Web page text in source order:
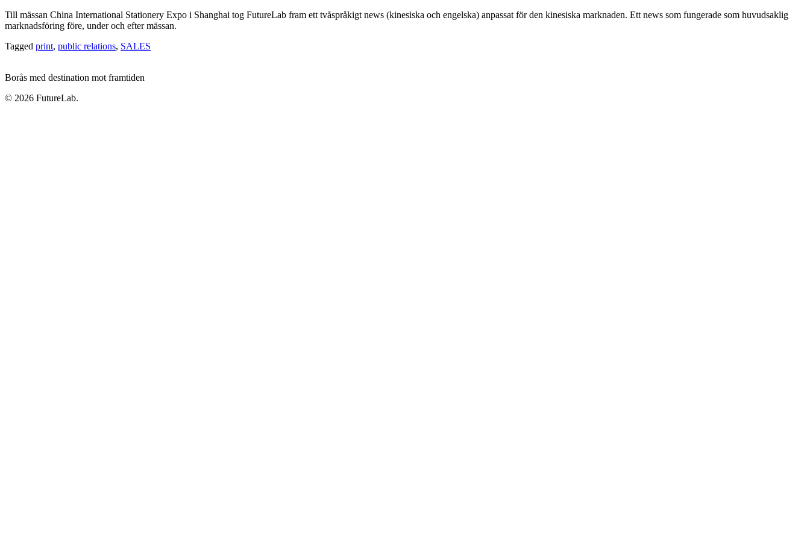
Till mässan China International Stationery Expo i Shanghai tog FutureLab fram ett tvåspråkigt news (kinesiska och engelska) anpassat för den kinesiska marknaden. Ett news som fungerade som huvudsaklig
marknadsföring före, under och efter mässan.
Tagged print, public relations, SALES
Borås med destination mot framtiden
© 2026 FutureLab.